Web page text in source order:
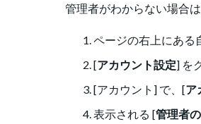
管理者がわからない場合
ページの右上にある
[アカウント設定] を
[アカウント] で、[ア
表示される [管理者